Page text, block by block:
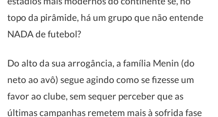
topo da pirâmide, há um grupo que não entende
NADA de futebol?
Do alto da sua arrogância, a família Menin (do
neto ao avô) segue agindo como se fizesse um
favor ao clube, sem sequer perceber que as
últimas campanhas remetem mais à sofrida fase